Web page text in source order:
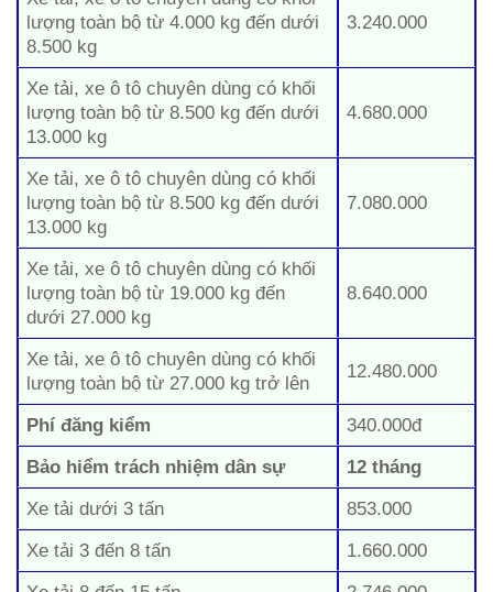
lượng toàn bộ từ 4.000 kg đến dưới
8.500 kg
3.240.000
Xe tải, xe ô tô chuyên dùng có khối
lượng toàn bộ từ 8.500 kg đến dưới
13.000 kg
4.680.000
Xe tải, xe ô tô chuyên dùng có khối
lượng toàn bộ từ 8.500 kg đến dưới
13.000 kg
7.080.000
Xe tải, xe ô tô chuyên dùng có khối
lượng toàn bộ từ 19.000 kg đến
dưới 27.000 kg
8.640.000
Xe tải, xe ô tô chuyên dùng có khối
lượng toàn bộ từ 27.000 kg trở lên
12.480.000
Phí đăng kiểm
340.000đ
Bảo hiểm trách nhiệm dân sự
12 tháng
Xe tải dưới 3 tấn
853.000
Xe tải 3 đến 8 tấn
1.660.000